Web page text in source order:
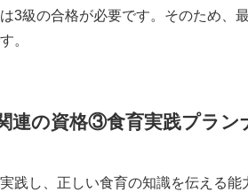
3級の合格が必要です。そのため、
。
連の資格③食育実践プラン
践し、正しい食育の知識を伝える